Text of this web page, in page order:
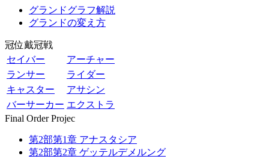
グランドグラフ解説
グランドの変え方
冠位戴冠戦
セイバー
アーチャー
ランサー
ライダー
キャスター
アサシン
バーサーカー エクストラ
Final Order Projec
第2部第1章 アナスタシア
第2部第2章 ゲッテルデメルング